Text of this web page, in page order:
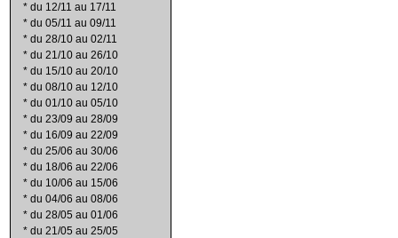
* du 12/11 au 17/11
* du 05/11 au 09/11
* du 28/10 au 02/11
* du 21/10 au 26/10
* du 15/10 au 20/10
* du 08/10 au 12/10
* du 01/10 au 05/10
* du 23/09 au 28/09
* du 16/09 au 22/09
* du 25/06 au 30/06
* du 18/06 au 22/06
* du 10/06 au 15/06
* du 04/06 au 08/06
* du 28/05 au 01/06
* du 21/05 au 25/05